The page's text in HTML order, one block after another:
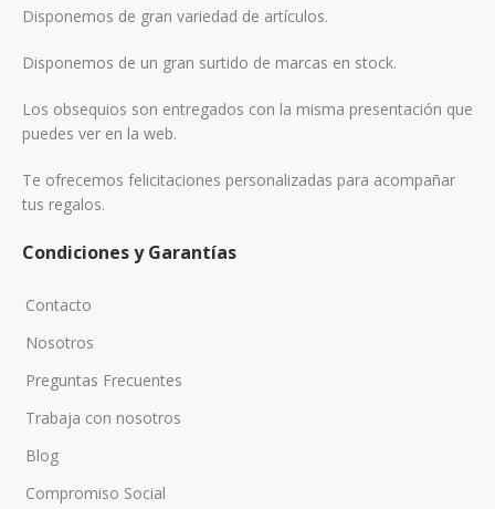
Disponemos de gran variedad de artículos.
Disponemos de un gran surtido de marcas en stock.
Los obsequios son entregados con la misma presentación que
puedes ver en la web.
Te ofrecemos felicitaciones personalizadas para acompañar
tus regalos.
Condiciones y Garantías
Contacto
Nosotros
Preguntas Frecuentes
Trabaja con nosotros
Blog
Compromiso Social